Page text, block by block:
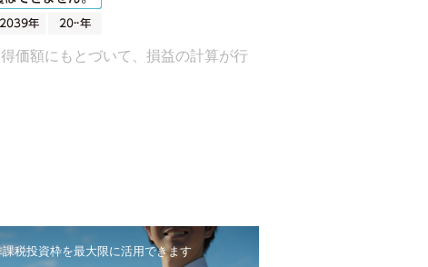
価額にもとづいて、損益の計算が行
税投資枠を最大限に活用できます